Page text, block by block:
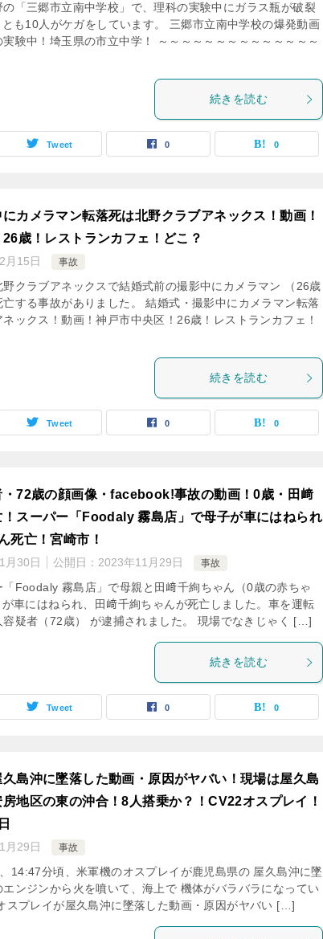
「三郷市立南中学校」で、理科の実験中にガラス瓶が破裂
も10人がケガをしています。 三郷市立南中学校の爆発動画
験中！埼玉県の市立中学！ ～～～～～～～～～～～～～～
続きを読む
Tweet 0 0
カメラマン転落死は北野クラブアネックス！動画！
歳！レストランカフェ！どこ？
月15日 事故
クラブアネックスで結婚式前の撮影中にカメラマン （26歳
する事故がありました。 結婚式・撮影中にカメラマン転落
ックス！動画！神戸市中央区！26歳！レストランカフェ！
続きを読む
Tweet 0 0
・72歳の顔画像・facebook!事故の動画！0歳・田﨑
スーパー「Foodaly 霧島店」で母子が車にはねられ
死亡！宮崎市！
月30日 公開日： 2023年11月29日 事故
Foodaly 霧島店」で母親と田﨑千絢ちゃん（0歳の赤ちゃ
車にはねられ、田﨑千絢ちゃんが死亡しました。車を運転
容疑者（72歳） が逮捕されました。 現場でなきじゃく […]
続きを読む
Tweet 0 0
島沖に墜落した動画・原因がヤバい！現場は屋久島
地区の東の沖合！8人搭乗か？！CV22オスプレイ！
月29日 事故
14:47分頃、米軍機のオスプレイが鹿児島県の 屋久島沖に墜
ンジンから火を噴いて、海上で 機体がバラバラになってい
スプレイが屋久島沖に墜落した動画・原因がヤバい […]